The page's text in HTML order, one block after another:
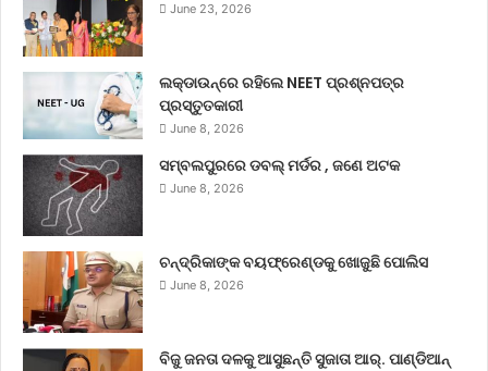
June 23, 2026
ଲକ୍‌ଡାଉନ୍‌ରେ ରହିଲେ NEET ପ୍ରଶ୍ନପତ୍ର
ପ୍ରସ୍ତୁତକାରୀ
June 8, 2026
ସମ୍ବଲପୁରରେ ଡବଲ୍ ମର୍ଡର , ଜଣେ ଅଟକ
June 8, 2026
ଚନ୍ଦ୍ରିକାଙ୍କ ବୟଫ୍ରେଣ୍ଡକୁ ଖୋଜୁଛି ପୋଲିସ
June 8, 2026
ବିଜୁ ଜନତା ଦଳକୁ ଆସୁଛନ୍ତି ସୁଜାତା ଆର୍‌. ପାଣ୍ଡିଆନ୍